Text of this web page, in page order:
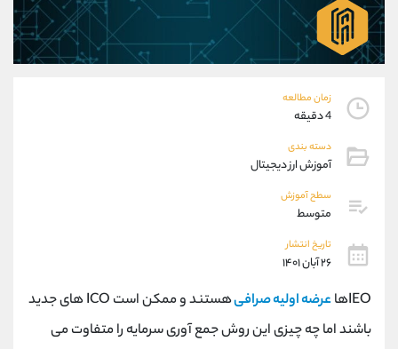
زمان مطالعه
4 دقیقه
دسته بندی
آموزش ارز دیجیتال
سطح آموزش
متوسط
تاریخ انتشار
۲۶ آبان ۱۴۰۱
IEOها عرضه اولیه صرافی
هستند و ممکن است ICO های جدید
باشند اما چه چیزی این روش جمع آوری سرمایه را متفاوت می
09101364784
واتساپ شروع گفتگو
تلگرام @Armteam_admin_104
پشتیبان فروش
موبایل
واتساپ
داخلی
اطلاعات تماس (دفتر فروش)
تلفن 021-22021030
بدون پیش شماره 90001030